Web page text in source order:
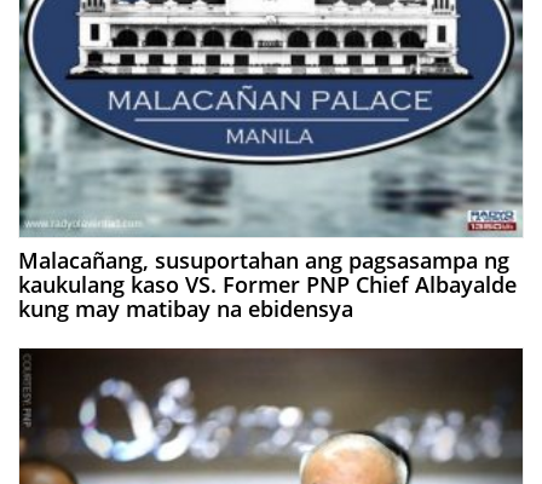
Malacañang, susuportahan ang pagsasampa ng
kaukulang kaso VS. Former PNP Chief Albayalde
kung may matibay na ebidensya